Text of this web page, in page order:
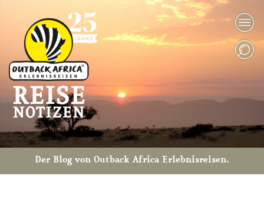
Der Blog von Outback Africa Erlebnisreisen.